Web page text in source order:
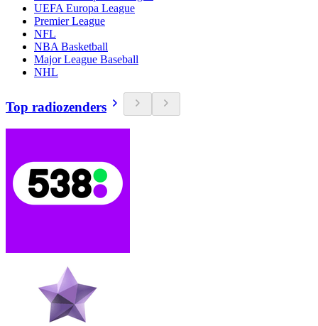
UEFA Europa League
Premier League
NFL
NBA Basketball
Major League Baseball
NHL
Top radiozenders